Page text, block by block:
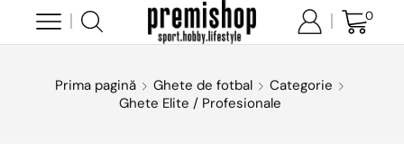
0
Prima pagină Ghete de fotbal
Categorie
Ghete Elite / Profesionale